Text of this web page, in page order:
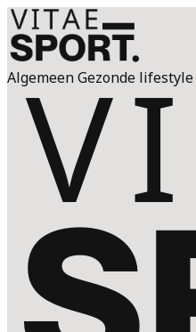
AlgemeenGezonde lifestyle